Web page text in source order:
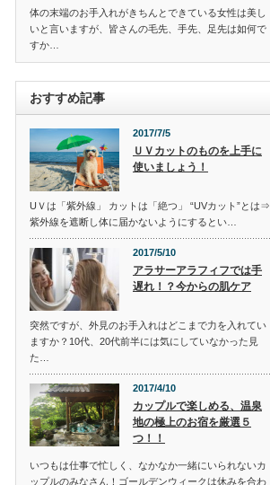
体の末端のお手入れがきちんとできている女性は美し
いと言いますが、皆さんの毛先、手先、足先は如何で
すか…
おすすめ記事
2017/7/5
ＵＶカットのものを上手に
使いましょう！
UＶは「紫外線」 カットは「絶つ」 “UVカット”とは⇒
紫外線を遮断し体に届かないようにするとい…
2017/5/10
アラサーアラフィフでは手
遅れ！？今からの肌ケア
突然ですが、外見のお手入れはどこまで力を入れてい
ますか？10代、20代前半には気にしていなかった見
た…
2017/4/10
カップルで楽しめる、温泉
地の極上のお宿を厳選５
つ！！
いつもは仕事で忙しく、なかなか一緒にいられないカ
ップルのみなさん！ゴールデンウィークは休みを合わ